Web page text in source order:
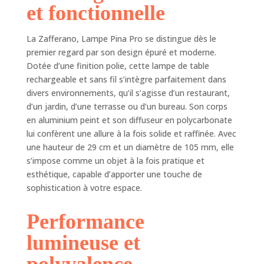
vous pouvez
facilement allumer/
éteindre la lampe
et ajuster
l'intensité
lumineuse
BATTERIE
RECHARGEABLE ET
REMPLAÇABLE:
Recharger la lampe
Pina Pro est très
simple, il suffit de
la poser sur la base
de recharge à
contact.
moins 12 heures, le
à 1A est de 6/7
et fonctionnelle
La Zafferano, Lampe Pina Pro se distingue dès le
premier regard par son design épuré et moderne.
Dotée d’une finition polie, cette lampe de table
rechargeable et sans fil s’intègre parfaitement dans
divers environnements, qu’il s’agisse d’un restaurant,
d’un jardin, d’une terrasse ou d’un bureau. Son corps
en aluminium peint et son diffuseur en polycarbonate
lui confèrent une allure à la fois solide et raffinée. Avec
une hauteur de 29 cm et un diamètre de 105 mm, elle
s’impose comme un objet à la fois pratique et
esthétique, capable d’apporter une touche de
sophistication à votre espace.
Performance
lumineuse et